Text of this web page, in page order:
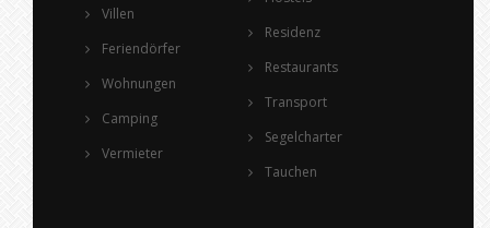
Villen
Feriendörfer
Wohnungen
Camping
Vermieter
Residenz
Restaurants
Transport
Segelcharter
Tauchen